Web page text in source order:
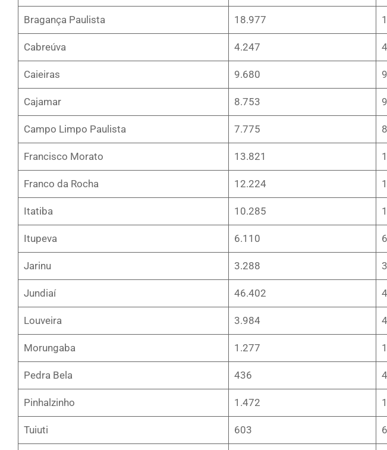
Bragança Paulista 18.977
Cabreúva 4.247
Caieiras 9.680
Cajamar 8.753
Campo Limpo Paulista 7.775
Francisco Morato 13.821
Franco da Rocha 12.224
Itatiba 10.285
Itupeva 6.110
Jarinu 3.288
Jundiaí 46.402
Louveira 3.984
Morungaba 1.277
Pedra Bela 436
Pinhalzinho 1.472
Tuiuti 603